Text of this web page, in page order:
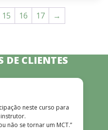
15 16 17 →
DE CLIENTES
neste curso para
não se tornar um MCT.”